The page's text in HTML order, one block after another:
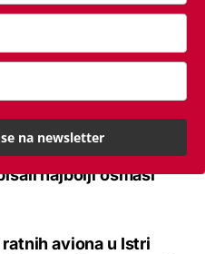
života u
naviknuti
smjerova
zagorskoj županiji koje
najbolji osmaši
aviona u Istri
na newsletter